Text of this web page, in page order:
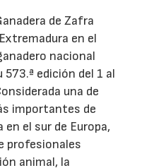
de Zafra
en el
nacional
edición del 1 al
una de
importantes de
el sur de Europa,
profesionales
animal, la